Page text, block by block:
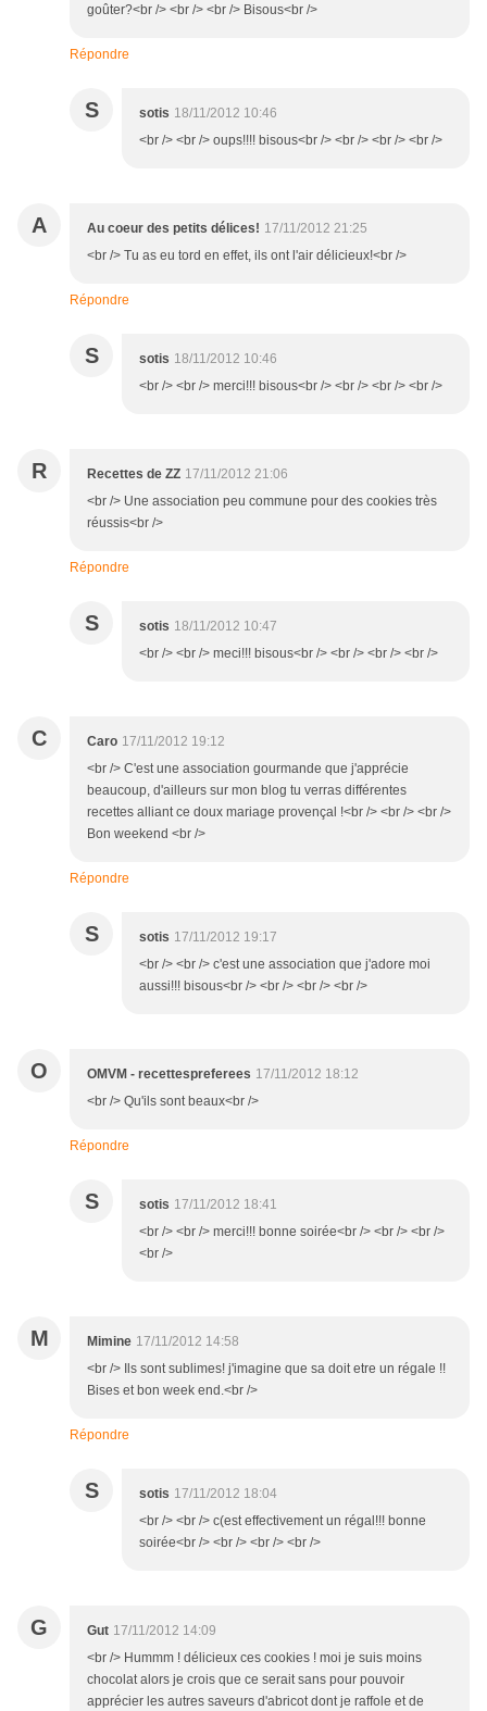
goûter?<br /> <br /> <br /> Bisous<br />
Répondre
S sotis 18/11/2012 10:46
<br /> <br /> oups!!!! bisous<br /> <br /> <br /> <br />
A Au coeur des petits délices! 17/11/2012 21:25
<br /> Tu as eu tord en effet, ils ont l'air délicieux!<br />
Répondre
S sotis 18/11/2012 10:46
<br /> <br /> merci!!! bisous<br /> <br /> <br /> <br />
R Recettes de ZZ 17/11/2012 21:06
<br /> Une association peu commune pour des cookies très
réussis<br />
Répondre
S sotis 18/11/2012 10:47
<br /> <br /> meci!!! bisous<br /> <br /> <br /> <br />
C Caro 17/11/2012 19:12
<br /> C'est une association gourmande que j'apprécie
beaucoup, d'ailleurs sur mon blog tu verras différentes
recettes alliant ce doux mariage provençal !<br /> <br /> <br />
Bon weekend <br />
Répondre
S sotis 17/11/2012 19:17
<br /> <br /> c'est une association que j'adore moi
aussi!!! bisous<br /> <br /> <br /> <br />
O OMVM - recettespreferees 17/11/2012 18:12
<br /> Qu'ils sont beaux<br />
Répondre
S sotis 17/11/2012 18:41
<br /> <br /> merci!!! bonne soirée<br /> <br /> <br />
<br />
M Mimine 17/11/2012 14:58
<br /> Ils sont sublimes! j'imagine que sa doit etre un régale !!
Bises et bon week end.<br />
Répondre
S sotis 17/11/2012 18:04
<br /> <br /> c(est effectivement un régal!!! bonne
soirée<br /> <br /> <br /> <br />
G Gut 17/11/2012 14:09
<br /> Hummm ! délicieux ces cookies ! moi je suis moins
chocolat alors je crois que ce serait sans pour pouvoir
apprécier les autres saveurs d'abricot dont je raffole et de